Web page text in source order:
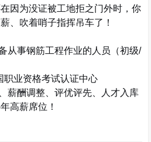
因为没证被工地拒之门外时，你
、吹着哨子指挥吊车了！
从事钢筋工程作业的人员（初级/
职业资格考试认证中心
薪酬调整、评优评先、人才入库
年高薪席位！